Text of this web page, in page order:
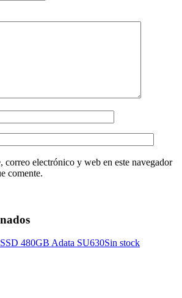
correo electrónico y web en este navegador
comente.
Sin stock